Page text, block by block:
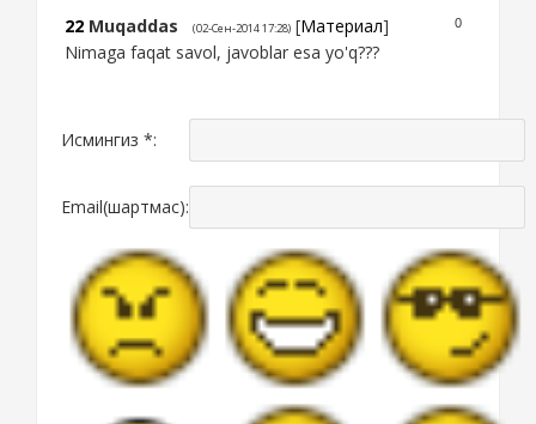
0
22 Muqaddas (02-Сен-2014 17:28) [Материал]
Nimaga faqat savol, javoblar esa yo'q???
Исмингиз *:
Email(шартмас):